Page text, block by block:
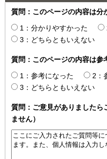
質問：このページの内容は分
1：分かりやすかった
3：どちらともいえない
質問：このページの内容は参
1：参考になった
2：
3：どちらともいえない
質問：ご意見がありましたら
ません）